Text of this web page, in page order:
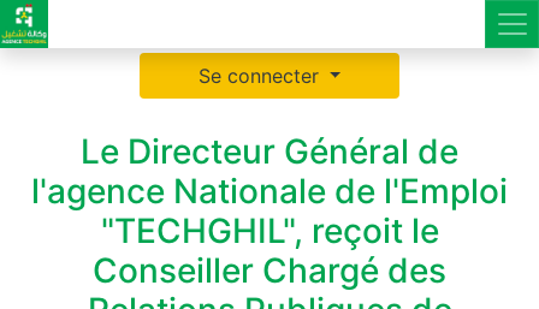
Se connecter
Le Directeur Général de
l'agence Nationale de l'Emploi
"TECHGHIL", reçoit le
Conseiller Chargé des